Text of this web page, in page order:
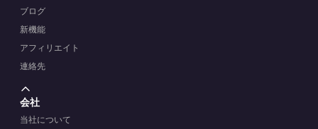
ブログ
新機能
アフィリエイト
連絡先
会社
当社について